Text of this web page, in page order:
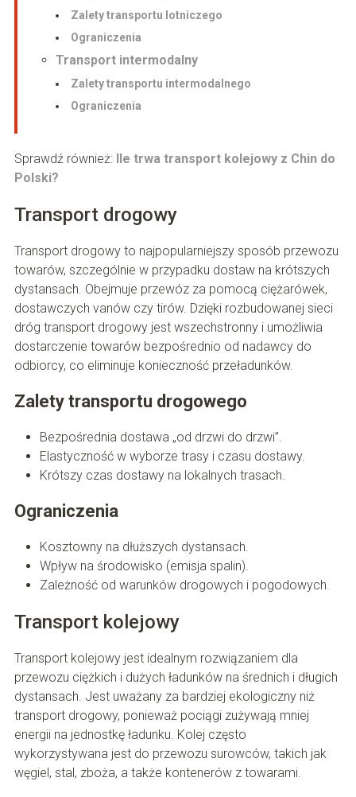
Zalety transportu lotniczego
Ograniczenia
Transport intermodalny
Zalety transportu intermodalnego
Ograniczenia
Sprawdź również: Ile trwa transport kolejowy z Chin do
Polski?
Transport drogowy
Transport drogowy to najpopularniejszy sposób przewozu
towarów, szczególnie w przypadku dostaw na krótszych
dystansach. Obejmuje przewóz za pomocą ciężarówek,
dostawczych vanów czy tirów. Dzięki rozbudowanej sieci
dróg transport drogowy jest wszechstronny i umożliwia
dostarczenie towarów bezpośrednio od nadawcy do
odbiorcy, co eliminuje konieczność przeładunków.
Zalety transportu drogowego
Bezpośrednia dostawa „od drzwi do drzwi”.
Elastyczność w wyborze trasy i czasu dostawy.
Krótszy czas dostawy na lokalnych trasach.
Ograniczenia
Kosztowny na dłuższych dystansach.
Wpływ na środowisko (emisja spalin).
Zależność od warunków drogowych i pogodowych.
Transport kolejowy
Transport kolejowy jest idealnym rozwiązaniem dla
przewozu ciężkich i dużych ładunków na średnich i długich
dystansach. Jest uważany za bardziej ekologiczny niż
transport drogowy, ponieważ pociągi zużywają mniej
energii na jednostkę ładunku. Kolej często
wykorzystywana jest do przewozu surowców, takich jak
węgiel, stal, zboża, a także kontenerów z towarami.